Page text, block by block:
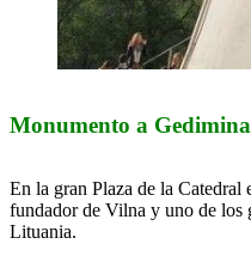
Monumento a
En la gran Plaza de la Catedral
fundador de Vilna y uno de los
Lituania.